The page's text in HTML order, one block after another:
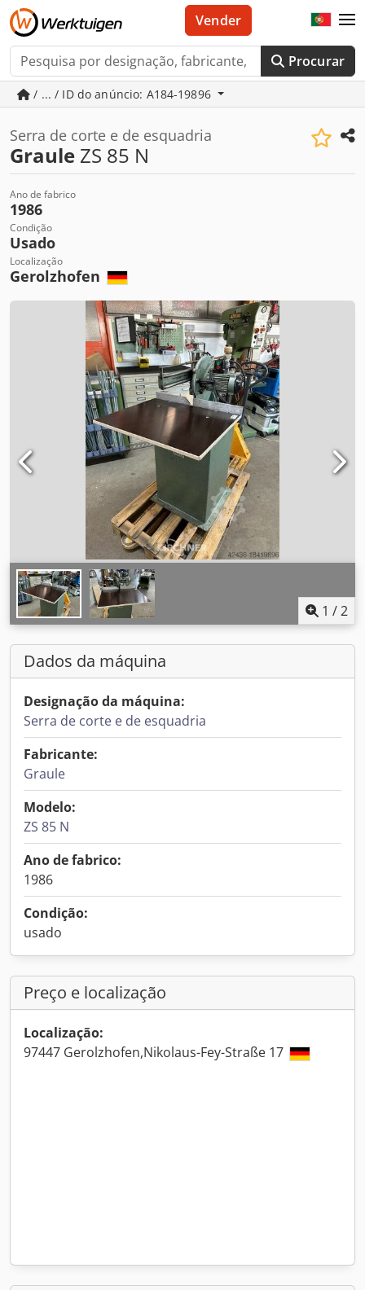
Procurar
Vender
/ ... / ID do anúncio: A184-19896
Serra de corte e de esquadria
Graule ZS 85 N
Ano de fabrico
1986
Condição
Usado
Localização
Gerolzhofen
1 /2
Dados da máquina
Designação da máquina:
Serra de corte e de esquadria
Fabricante:
Graule
Modelo:
ZS 85 N
Ano de fabrico:
1986
Condição:
usado
Preço e localização
Localização:
97447 Gerolzhofen,Nikolaus-Fey-Straße 17